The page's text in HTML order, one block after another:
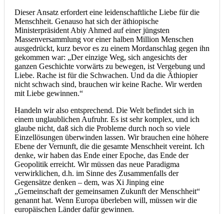
Dieser Ansatz erfordert eine leidenschaftliche Liebe für die
Menschheit. Genauso hat sich der äthiopische
Ministerpräsident Abiy Ahmed auf einer jüngsten
Massenversammlung vor einer halben Million Menschen
ausgedrückt, kurz bevor es zu einem Mordanschlag gegen ihn
gekommen war: „Der einzige Weg, sich angesichts der
ganzen Geschichte vorwärts zu bewegen, ist Vergebung und
Liebe. Rache ist für die Schwachen. Und da die Äthiopier
nicht schwach sind, brauchen wir keine Rache. Wir werden
mit Liebe gewinnen.“
Handeln wir also entsprechend. Die Welt befindet sich in
einem unglaublichen Aufruhr. Es ist sehr komplex, und ich
glaube nicht, daß sich die Probleme durch noch so viele
Einzellösungen überwinden lassen. Wir brauchen eine höhere
Ebene der Vernunft, die die gesamte Menschheit vereint. Ich
denke, wir haben das Ende einer Epoche, das Ende der
Geopolitik erreicht. Wir müssen das neue Paradigma
verwirklichen, d.h. im Sinne des Zusammenfalls der
Gegensätze denken – dem, was Xi Jinping eine
„Gemeinschaft der gemeinsamen Zukunft der Menschheit“
genannt hat. Wenn Europa überleben will, müssen wir die
europäischen Länder dafür gewinnen.